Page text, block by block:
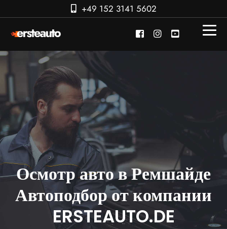
+49 152 3141 5602
Осмотр авто в Ремшайде
Автоподбор от компании
ERSTEAUTO.DE